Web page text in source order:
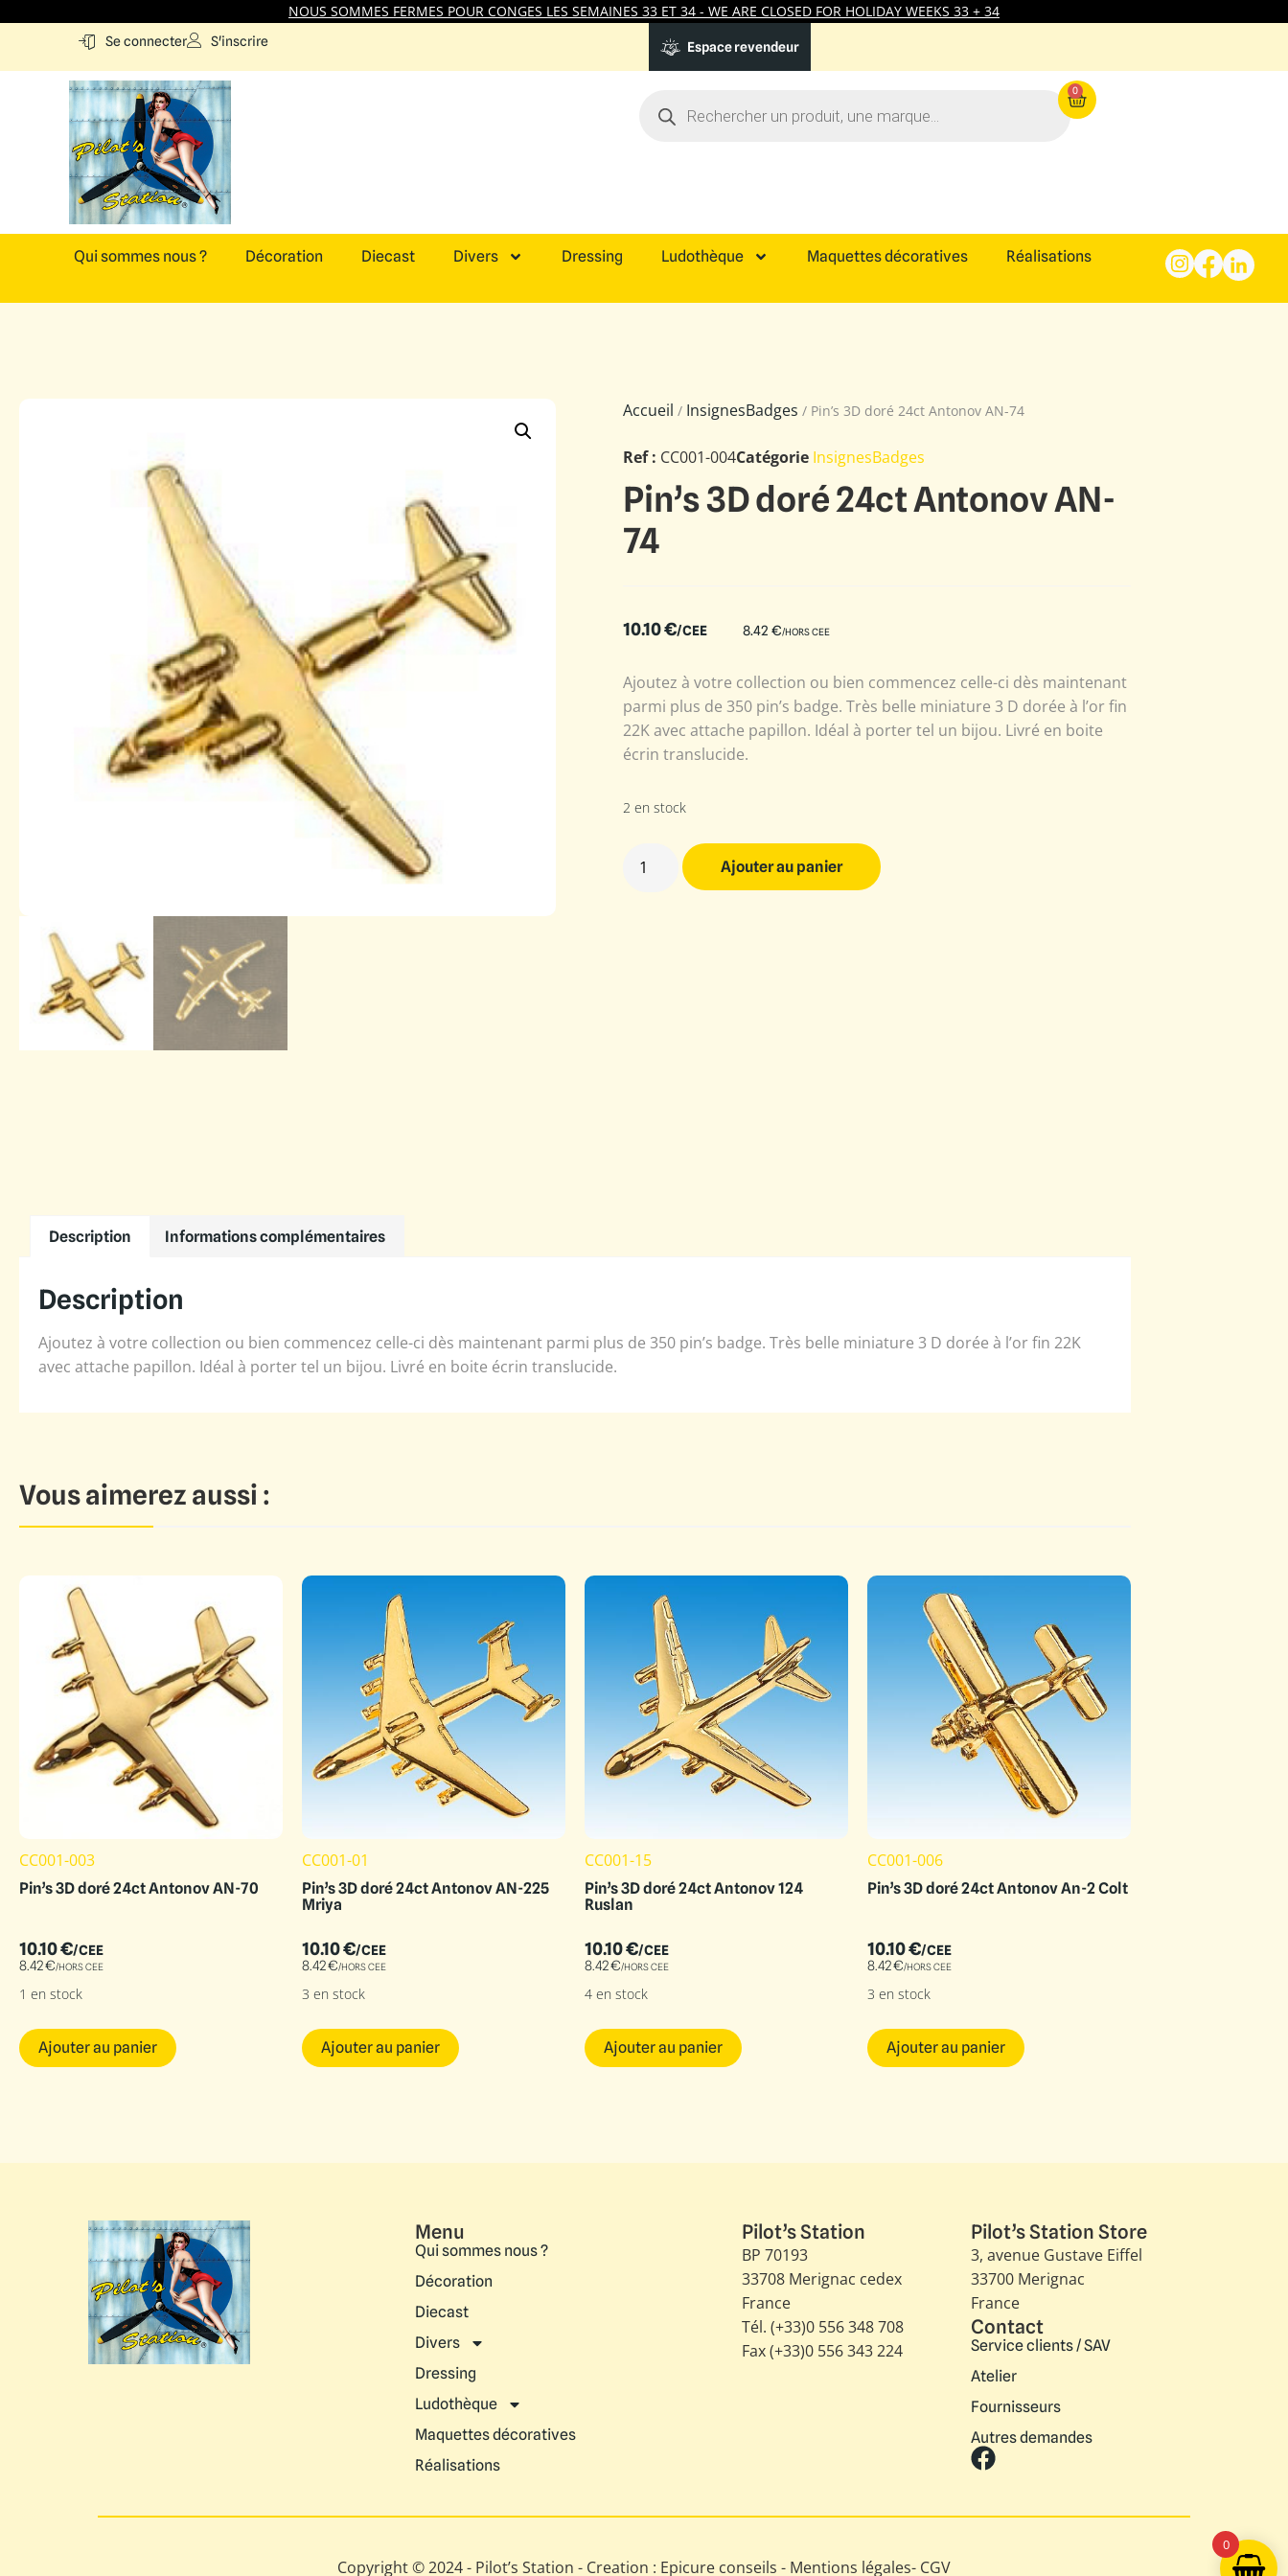
NOUS SOMMES FERMES POUR CONGES LES SEMAINES 33 ET 34 - WE ARE CLOSED FOR HOLIDAY WEEKS 33 + 34
Se connecter S'inscrire Espace revendeur
0
Qui sommes nous ? Décoration Diecast Divers Dressing Ludothèque Maquettes décoratives Réalisations
Accueil / InsignesBadges / Pin’s 3D doré 24ct Antonov AN-74
Ref : CC001-004Catégorie InsignesBadges
Pin’s 3D doré 24ct Antonov AN-
74
10.10€/CEE 8.42 €/HORS CEE
Ajoutez à votre collection ou bien commencez celle-ci dès maintenant
parmi plus de 350 pin’s badge. Très belle miniature 3 D dorée à l’or fin
22K avec attache papillon. Idéal à porter tel un bijou. Livré en boite
écrin translucide.
2 en stock
Ajouter au panier
Description Informations complémentaires
Description
Ajoutez à votre collection ou bien commencez celle-ci dès maintenant parmi plus de 350 pin’s badge. Très belle miniature 3 D dorée à l’or fin 22K
avec attache papillon. Idéal à porter tel un bijou. Livré en boite écrin translucide.
Vous aimerez aussi :
CC001-003
Pin’s 3D doré 24ct Antonov AN-70
10.10€/CEE
8.42€/HORS CEE
1 en stock
Ajouter au panier
CC001-01
Pin’s 3D doré 24ct Antonov AN-225
Mriya
10.10€/CEE
8.42€/HORS CEE
3 en stock
Ajouter au panier
CC001-15
Pin’s 3D doré 24ct Antonov 124
Ruslan
10.10€/CEE
8.42€/HORS CEE
4 en stock
Ajouter au panier
CC001-006
Pin’s 3D doré 24ct Antonov An-2 Colt
10.10€/CEE
8.42€/HORS CEE
3 en stock
Ajouter au panier
Menu
Qui sommes nous ?
Décoration
Diecast
Divers
Dressing
Ludothèque
Maquettes décoratives
Réalisations
Pilot’s Station
BP 70193
33708 Merignac cedex
France
Tél. (+33)0 556 348 708
Fax (+33)0 556 343 224
Pilot’s Station Store
3, avenue Gustave Eiffel​
33700 Merignac
France
Contact
Service clients / SAV
Atelier
Fournisseurs
Autres demandes
Copyright © 2024 - Pilot’s Station - Creation : Epicure conseils - Mentions légales- CGV
0